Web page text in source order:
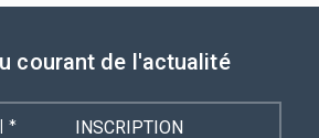
courant de l'actualité